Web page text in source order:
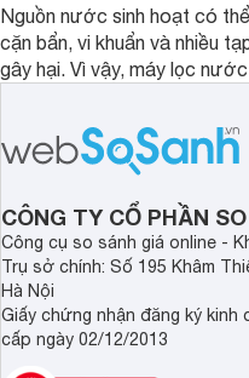
Nguồn nước sinh hoạt có
cặn bẩn, vi khuẩn và nhiều
gây hại. Vì vậy, máy lọc
sức khỏe và đảm bảo nguồn
sạch cho cả gia đình.
CÔNG TY CỔ PHẦN
Công cụ so sánh giá online -
Trụ sở chính: Số 195 Khâm
Hà Nội
Giấy chứng nhận đăng ký kinh
cấp ngày 02/12/2013